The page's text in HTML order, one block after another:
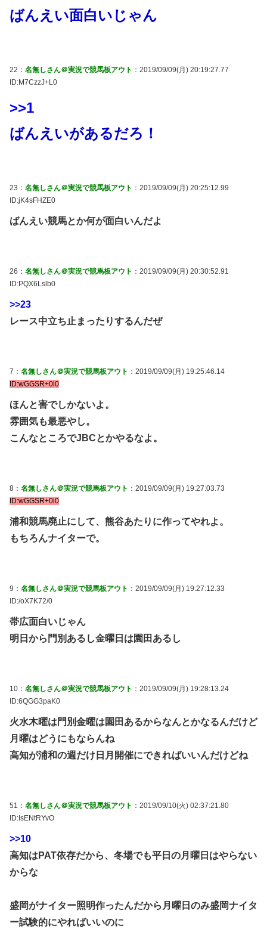
ばんえい面白いじゃん
22： 名無しさん＠実況で競馬板アウト ：2019/09/09(月) 20:19:27.77
ID:M7CzzJ+L0
>>1
ばんえいがあるだろ！
23： 名無しさん＠実況で競馬板アウト ：2019/09/09(月) 20:25:12.99
ID:jK4sFHZE0
ばんえい競馬とか何が面白いんだよ
26： 名無しさん＠実況で競馬板アウト ：2019/09/09(月) 20:30:52.91
ID:PQX6Lslb0
>>23
レース中立ち止まったりするんだぜ
7： 名無しさん＠実況で競馬板アウト ：2019/09/09(月) 19:25:46.14
ID:wGGSR+0i0
ほんと害でしかないよ。
雰囲気も最悪やし。
こんなところでJBCとかやるなよ。
8： 名無しさん＠実況で競馬板アウト ：2019/09/09(月) 19:27:03.73
ID:wGGSR+0i0
浦和競馬廃止にして、熊谷あたりに作ってやれよ。
もちろんナイターで。
9： 名無しさん＠実況で競馬板アウト ：2019/09/09(月) 19:27:12.33
ID:/oX7K72/0
帯広面白いじゃん
明日から門別あるし金曜日は園田あるし
10： 名無しさん＠実況で競馬板アウト ：2019/09/09(月) 19:28:13.24
ID:6QGG3paK0
火水木曜は門別金曜は園田あるからなんとかなるんだけど
月曜はどうにもならんね
高知が浦和の週だけ日月開催にできればいいんだけどね
51： 名無しさん＠実況で競馬板アウト ：2019/09/10(火) 02:37:21.80
ID:IsENtRYvO
>>10
高知はPAT依存だから、冬場でも平日の月曜日はやらない
からな
盛岡がナイター照明作ったんだから月曜日のみ盛岡ナイタ
ー試験的にやればいいのに